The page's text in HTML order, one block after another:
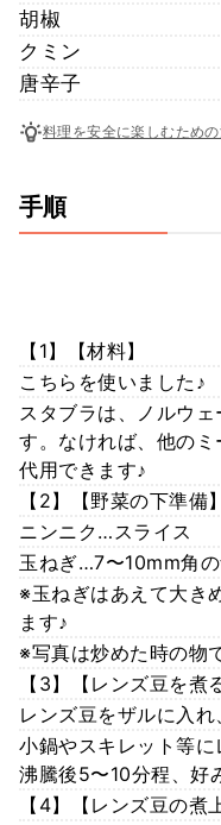
胡椒
クミン
唐辛子
料理を安全に楽しむため
手順
【1】【材料】
こちらを使いました♪
スタブラは、ノルウ
す。なければ、他の
代用できます♪
【2】【野菜の下準備】
ニンニク…スライス
玉ねぎ…7〜10mm角の
※玉ねぎはあえて大き
ます♪
※写真は炒めた時の物
【3】【レンズ豆を煮
レンズ豆をザルに入れ
小鍋やスキレット等に
沸騰後5〜10分程、好
【4】【レンズ豆の煮